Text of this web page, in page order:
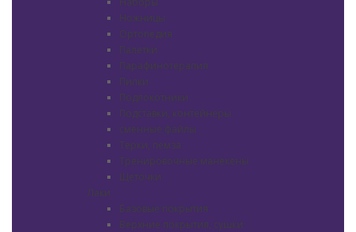
Ножницы
Ортопедия
Палетки
Парафинотерапия
Пилки
Подлокотники
Подставки, контейнеры
сменные файлы
Терки, пемза
Тренировочные манекены
Щеточки
Лаки
Базовые покрытия
Верхние покрытия, сушки